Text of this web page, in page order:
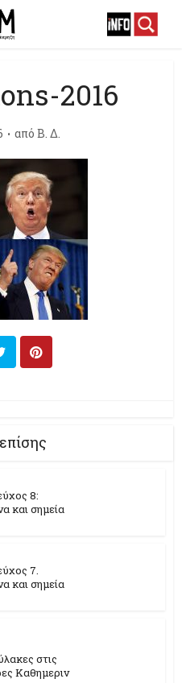
2016
από Β. Δ.
8:
και σημεία
7.
και σημεία
στις
Καθημεριν